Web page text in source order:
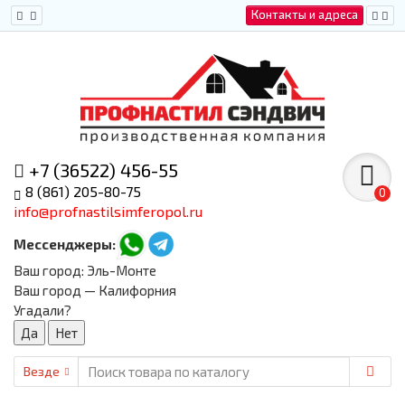
Контакты и адреса
+7 (36522) 456-55
8 (861) 205-80-75
info@profnastilsimferopol.ru
Мессенджеры:
0
Ваш город: Эль-Монте
Ваш город — Калифорния
Угадали?
Везде